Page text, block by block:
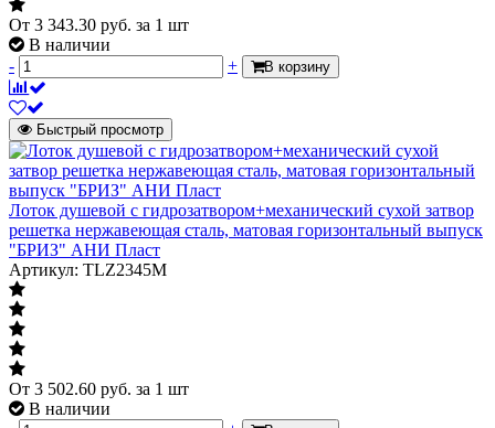
От 3 343.30 руб. за 1 шт
В наличии
-
+ В корзину
Быстрый просмотр
Лоток душевой с гидрозатвором+механический сухой затвор
решетка нержавеющая сталь, матовая горизонтальный выпуск
"БРИЗ" АНИ Пласт
Артикул: TLZ2345M
От 3 502.60 руб. за 1 шт
В наличии